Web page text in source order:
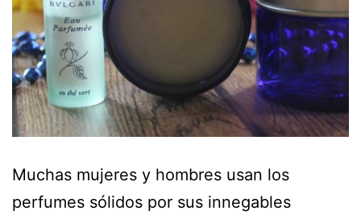
Muchas mujeres y hombres usan los
perfumes sólidos por sus innegables